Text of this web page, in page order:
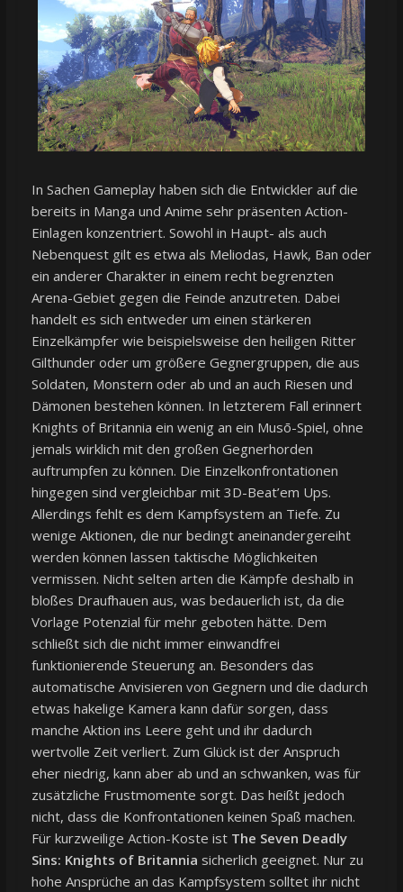
In Sachen Gameplay haben sich die Entwickler auf die
bereits in Manga und Anime sehr präsenten Action-
Einlagen konzentriert. Sowohl in Haupt- als auch
Nebenquest gilt es etwa als Meliodas, Hawk, Ban oder
ein anderer Charakter in einem recht begrenzten
Arena-Gebiet gegen die Feinde anzutreten. Dabei
handelt es sich entweder um einen stärkeren
Einzelkämpfer wie beispielsweise den heiligen Ritter
Gilthunder oder um größere Gegnergruppen, die aus
Soldaten, Monstern oder ab und an auch Riesen und
Dämonen bestehen können. In letzterem Fall erinnert
Knights of Britannia ein wenig an ein Musō-Spiel, ohne
jemals wirklich mit den großen Gegnerhorden
auftrumpfen zu können. Die Einzelkonfrontationen
hingegen sind vergleichbar mit 3D-Beat’em Ups.
Allerdings fehlt es dem Kampfsystem an Tiefe. Zu
wenige Aktionen, die nur bedingt aneinandergereiht
werden können lassen taktische Möglichkeiten
vermissen. Nicht selten arten die Kämpfe deshalb in
bloßes Draufhauen aus, was bedauerlich ist, da die
Vorlage Potenzial für mehr geboten hätte. Dem
schließt sich die nicht immer einwandfrei
funktionierende Steuerung an. Besonders das
automatische Anvisieren von Gegnern und die dadurch
etwas hakelige Kamera kann dafür sorgen, dass
manche Aktion ins Leere geht und ihr dadurch
wertvolle Zeit verliert. Zum Glück ist der Anspruch
eher niedrig, kann aber ab und an schwanken, was für
zusätzliche Frustmomente sorgt. Das heißt jedoch
nicht, dass die Konfrontationen keinen Spaß machen.
Für kurzweilige Action-Koste ist The Seven Deadly
Sins: Knights of Britannia sicherlich geeignet. Nur zu
hohe Ansprüche an das Kampfsystem solltet ihr nicht